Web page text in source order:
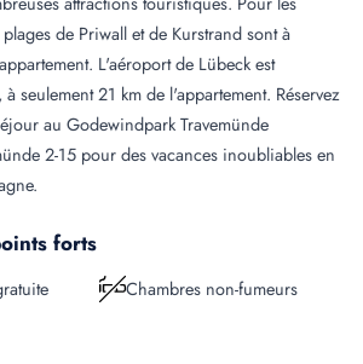
de Priwall et de Kurstrand sont à
L'aéroport de Lübeck est
seulement 21 km de l'appartement. Réservez
au Godewindpark Travemünde
2-15 pour des vacances inoubliables en
forts
Chambres non-fumeurs